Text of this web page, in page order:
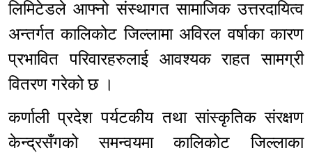
लिमिटेडले आफ्नो संस्थागत सामाजिक उत्तरदायित्व
अन्तर्गत कालिकोट जिल्लामा अविरल वर्षाका कारण
प्रभावित परिवारहरुलाई आवश्यक राहत सामग्री
वितरण गरेको छ ।
कर्णाली प्रदेश पर्यटकीय तथा सांस्कृतिक संरक्षण
केन्द्रसँगको समन्वयमा कालिकोट जिल्लाका